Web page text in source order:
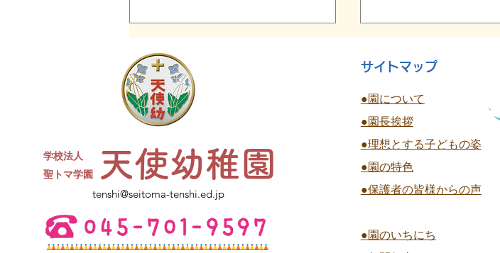
同窓会について
現４年生対象の天使幼稚園卒園生
同窓会を開催します。 たくさん
のお友達、先生が参加予定です✨
スをご用意します。水筒、上履
き、コップをお持ちください。
ご不明点は幼稚園にお電話くださ
を楽しみにしています。
夏祭り 全学年
天使幼稚園
学校法人
​聖トマ学園
tenshi@seitoma-tenshi.ed.jp
サイトマップ
●園について
●園長挨拶
●理想とする子どもの姿
●園の特色
●保護者の皆様からの声
●園のいちにち